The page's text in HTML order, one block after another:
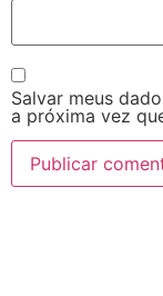
Salvar meus
a próxima vez